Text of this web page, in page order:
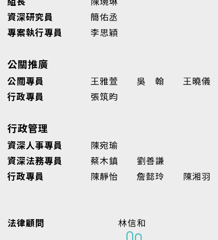
資深研究員
簡佑丞
專案執行專員
李思穎
公關推廣
公關專員
王雅萱 吳 翰 王曉儀
行政專員
張筑昀
行政管理
資深人事專員
陳宛瑜
資深法務專員
蔡木鎮 劉善謙
行政專員
陳靜怡 詹懿玲 陳湘羽
法律顧問 林信和